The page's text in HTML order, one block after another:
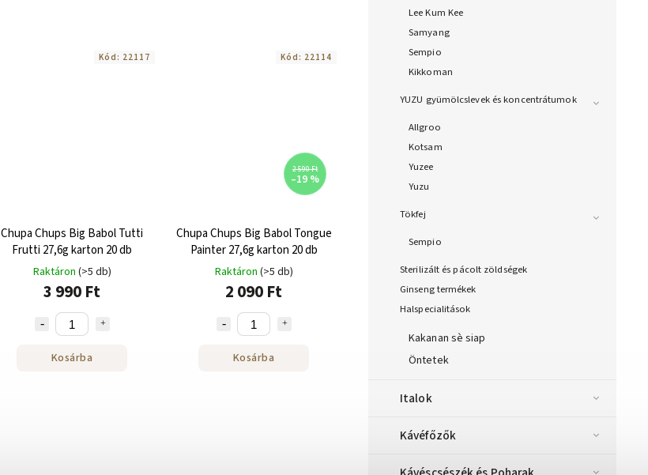
Lee Kum Kee
Samyang
Sempio
Kikkoman
YUZU gyümölcslevek és koncentrátumok
Allgroo
Kotsam
Yuzee
Yuzu
Tökfej
Sempio
Sterilizált és pácolt zöldségek
Ginseng termékek
Halspecialitások
Kakanan sè siap
Öntetek
Italok
Kávéfőzők
Chupa Chups Big Babol Tutti
Frutti 27,6g karton 20 db
Raktáron (>5 db)
3 990 Ft
Kosárba
Kód: 22117
2 590 Ft
–19 %
Chupa Chups Big Babol Tongue
Painter 27,6g karton 20 db
Raktáron (>5 db)
2 090 Ft
Kosárba
Kód: 22114